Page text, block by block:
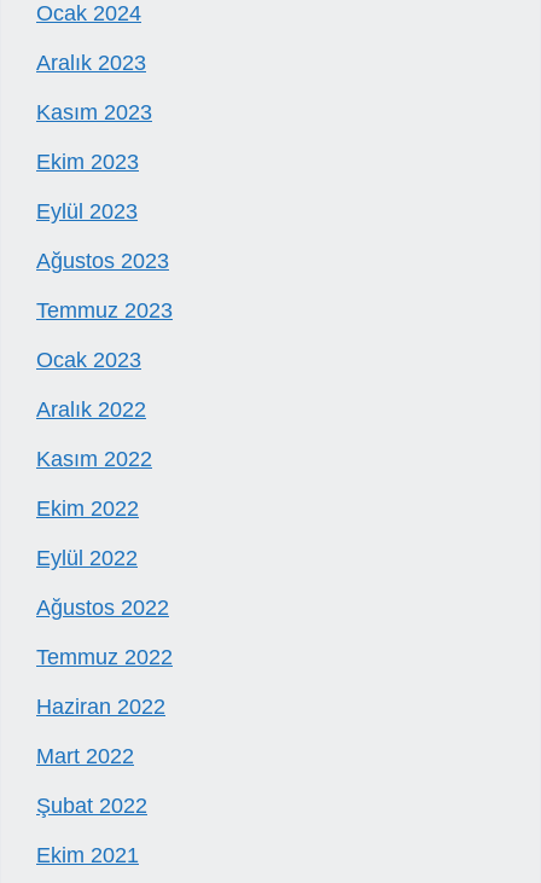
Ocak 2024
Aralık 2023
Kasım 2023
Ekim 2023
Eylül 2023
Ağustos 2023
Temmuz 2023
Ocak 2023
Aralık 2022
Kasım 2022
Ekim 2022
Eylül 2022
Ağustos 2022
Temmuz 2022
Haziran 2022
Mart 2022
Şubat 2022
Ekim 2021